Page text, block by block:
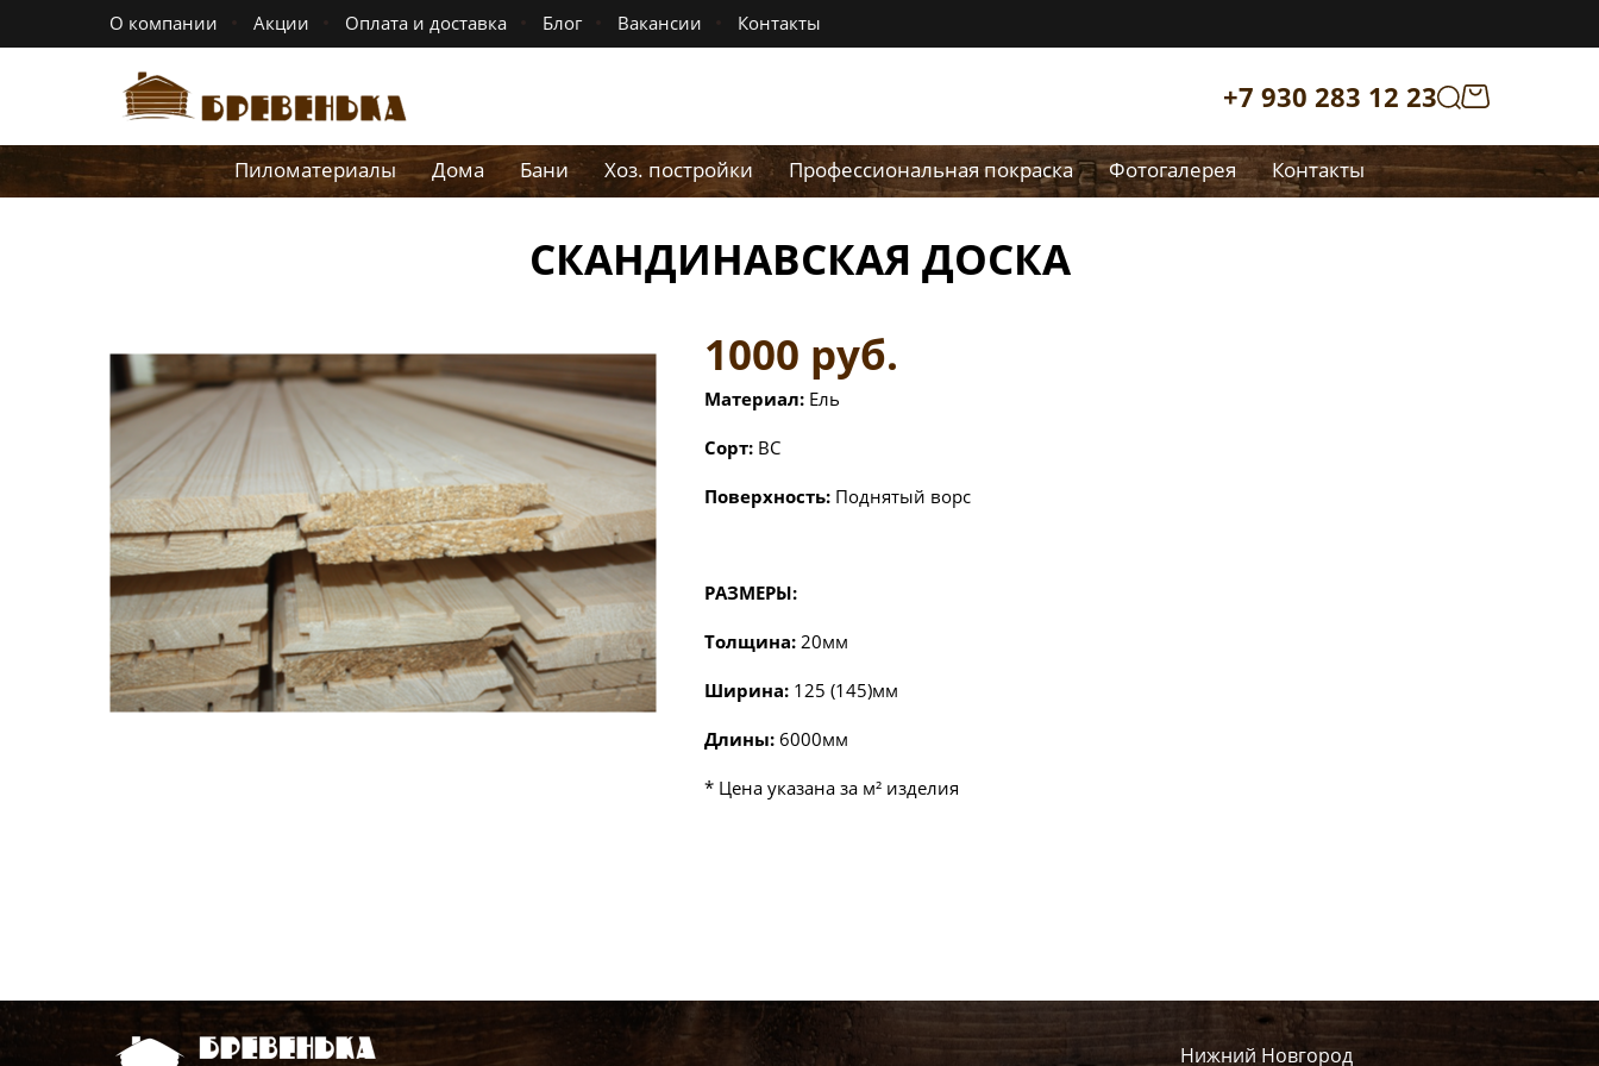
О компании Акции Оплата и доставка Блог Вакансии Контакты
+7 930 283 12 23
Пиломатериалы Дома Бани Хоз. постройки Профессиональная покраска Фотогалерея Контакты
СКАНДИНАВСКАЯ ДОСКА
1000 руб.
Материал: Ель
Сорт: BC
Поверхность: Поднятый ворс
РАЗМЕРЫ:
Толщина: 20мм
Ширина: 125 (145)мм
Длины: 6000мм
* Цена указана за м² изделия
Нижний Новгород